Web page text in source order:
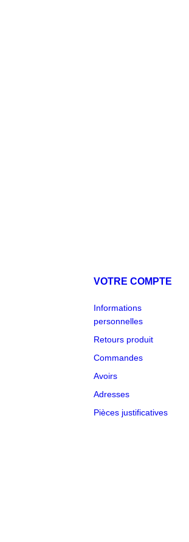
VOTRE COMPTE
Informations
personnelles
Retours produit
Commandes
Avoirs
Adresses
Pièces justificatives